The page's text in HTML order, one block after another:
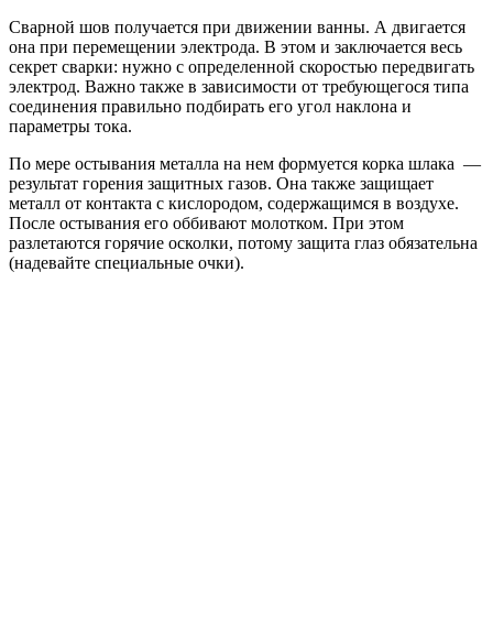
Сварной шов получается при движении ванны. А двигается
она при перемещении электрода. В этом и заключается весь
секрет сварки: нужно с определенной скоростью передвигать
электрод. Важно также в зависимости от требующегося типа
соединения правильно подбирать его угол наклона и
параметры тока.
По мере остывания металла на нем формуется корка шлака —
результат горения защитных газов. Она также защищает
металл от контакта с кислородом, содержащимся в воздухе.
После остывания его оббивают молотком. При этом
разлетаются горячие осколки, потому защита глаз обязательна
(надевайте специальные очки).